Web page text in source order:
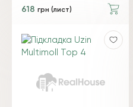
618 грн (лист)